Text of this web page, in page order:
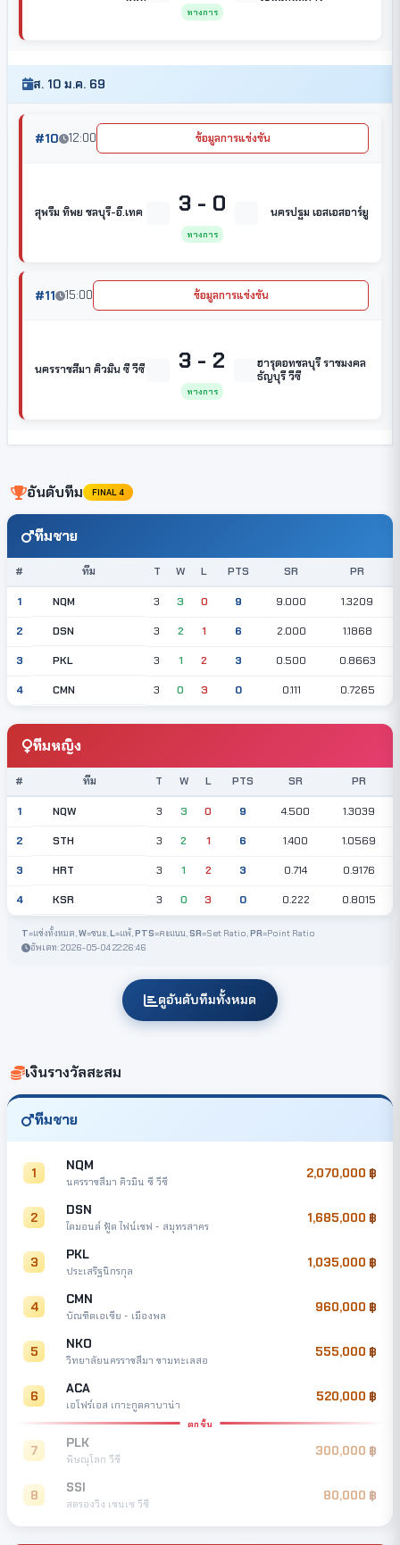
ทางการ
ส. 10 ม.ค. 69
#10 12:00 ข้อมูลการแข่งขัน
สุพรีม ทิพย ชลบุรี-อี.เทค 3 - 0
ทางการ
นครปฐม เอสเอสอาร์ยู
#11 15:00 ข้อมูลการแข่งขัน
นครราชสีมา คิวมิน ซี วีซี 3 - 2
ทางการ
ฮารุดอทชลบุรี ราชมงคล
ธัญบุรี วีซี
อันดับทีม FINAL 4
ทีมชาย
# ทีม T W L PTS SR PR
1 NQM 3 3 0 9 9.000 1.3209
2 DSN 3 2 1 6 2.000 1.1868
3 PKL 3 1 2 3 0.500 0.8663
4 CMN 3 0 3 0 0.111 0.7265
ทีมหญิง
# ทีม T W L PTS SR PR
1 NQW 3 3 0 9 4.500 1.3039
2 STH 3 2 1 6 1.400 1.0569
3 HRT 3 1 2 3 0.714 0.9176
4 KSR 3 0 3 0 0.222 0.8015
T=แข่งทั้งหมด,W=ชนะ,L=แพ้,PTS=คะแนน,SR=Set Ratio,PR=Point Ratio
อัพเดท: 2026-05-04 22:26:46
ดูอันดับทีมทั้งหมด
เงินรางวัลสะสม
ทีมชาย
1 NQM
นครราชสีมา คิวมิน ซี วีซี
2,070,000
2 DSN
ไดมอนด์ ฟู้ด ไฟน์เชฟ - สมุทรสาคร
1,685,000
3 PKL
ประเสริฐนิกรกุล
1,035,000
4 CMN
บัณฑิตเอเซีย - เมืองพล
960,000
5 NKO
วิทยาลัยนครราชสีมา ขามทะเลสอ
555,000
6 ACA
เอโฟร์เอส เกาะกูดคาบาน่า
520,000
ตกชั้น
7 PLK
พิษณุโลก วีซี
300,000
8 SSI
สตรองวิง เซนเซ วีซี
80,000